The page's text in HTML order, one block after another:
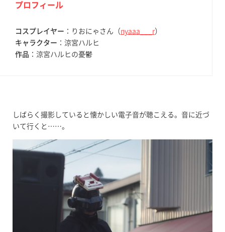
プロフィール
コスプレイヤー ：りおにゃさん（nyaaa___r）
キャラクター ：涼宮ハルヒ
作品 ：涼宮ハルヒの憂鬱
しばらく撮影していると懐かしい電子音が聴こえる。音に近づ
いて行くと……。